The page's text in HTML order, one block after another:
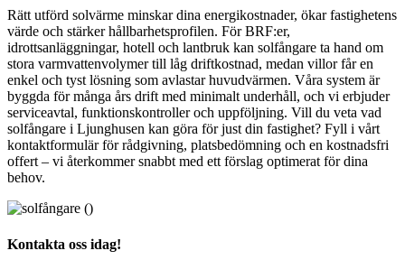
Rätt utförd solvärme minskar dina energikostnader, ökar fastighetens
värde och stärker hållbarhetsprofilen. För BRF:er,
idrottsanläggningar, hotell och lantbruk kan solfångare ta hand om
stora varmvattenvolymer till låg driftkostnad, medan villor får en
enkel och tyst lösning som avlastar huvudvärmen. Våra system är
byggda för många års drift med minimalt underhåll, och vi erbjuder
serviceavtal, funktionskontroller och uppföljning. Vill du veta vad
solfångare i Ljunghusen kan göra för just din fastighet? Fyll i vårt
kontaktformulär för rådgivning, platsbedömning och en kostnadsfri
offert – vi återkommer snabbt med ett förslag optimerat för dina
behov.
Kontakta oss idag!